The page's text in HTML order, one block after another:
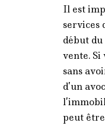
Il est
services
début du
vente. Si
sans
d’un
peut